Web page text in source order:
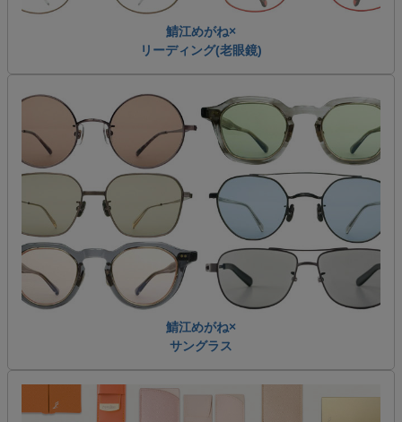
鯖江めがね×
リーディング(老眼鏡)
鯖江めがね×
サングラス